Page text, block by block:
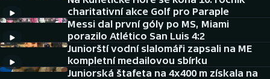
DALŠÍ SPORTY
Americký fotbal
NEPŘEHLÉDNĚTE
charitativní akce Golf pro Paraple
Messi dal první góly po MS, Miami
porazilo Atlético San Luis 4:2
Juniorští vodní slalomáři zapsali na ME
kompletní medailovou sbírku
Juniorská štafeta na 4x400 m získala na